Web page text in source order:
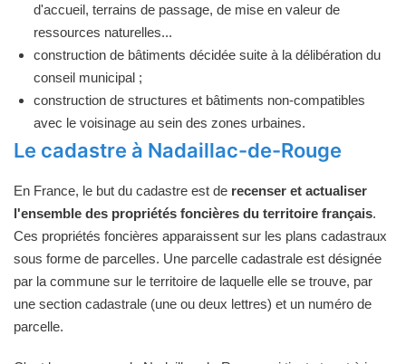
d'accueil, terrains de passage, de mise en valeur de
ressources naturelles...
construction de bâtiments décidée suite à la délibération du
conseil municipal ;
construction de structures et bâtiments non-compatibles
avec le voisinage au sein des zones urbaines.
Le cadastre à Nadaillac-de-Rouge
En France, le but du cadastre est de recenser et actualiser
l'ensemble des propriétés foncières du territoire français.
Ces propriétés foncières apparaissent sur les plans cadastraux
sous forme de parcelles. Une parcelle cadastrale est désignée
par la commune sur le territoire de laquelle elle se trouve, par
une section cadastrale (une ou deux lettres) et un numéro de
parcelle.